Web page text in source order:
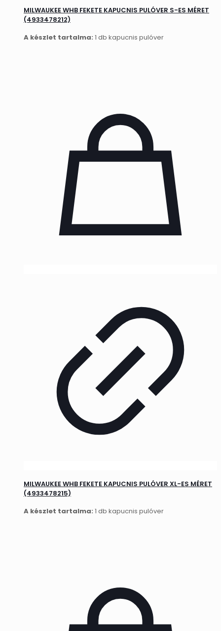
MILWAUKEE WHB FEKETE KAPUCNIS PULÓVER S-ES MÉRET
(4933478212)
A készlet tartalma: 1 db kapucnis pulóver
MILWAUKEE WHB FEKETE KAPUCNIS PULÓVER XL-ES MÉRET
(4933478215)
A készlet tartalma: 1 db kapucnis pulóver